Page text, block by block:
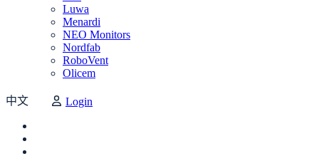
Luwa
Menardi
NEO Monitors
Nordfab
RoboVent
Olicem
中文 Login